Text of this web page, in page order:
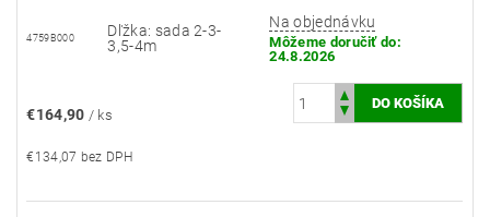
4759B000
Dľžka: sada 2-3-
3,5-4m
Na objednávku
Môžeme doručiť do:
24.8.2026
€164,90 / ks
€134,07 bez DPH